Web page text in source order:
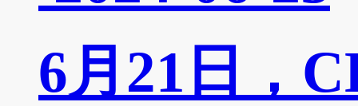
6月21日，